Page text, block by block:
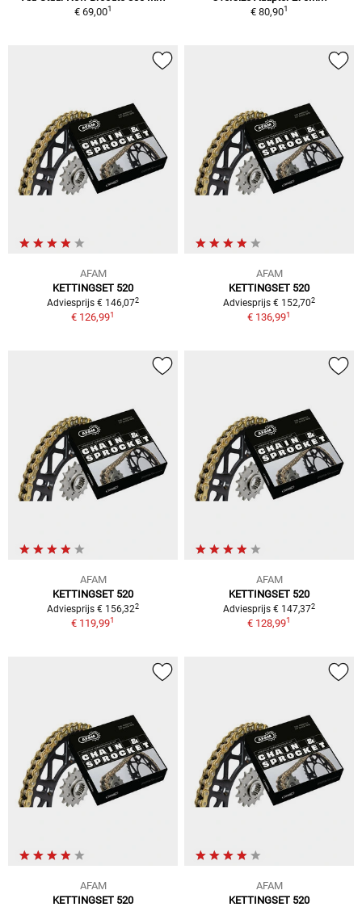
€ 69,001
€ 80,901
AFAM
KETTINGSET 520
Adviesprijs € 146,072
€ 126,991
AFAM
KETTINGSET 520
Adviesprijs € 152,702
€ 136,991
AFAM
KETTINGSET 520
Adviesprijs € 156,322
€ 119,991
AFAM
KETTINGSET 520
Adviesprijs € 147,372
€ 128,991
AFAM
KETTINGSET 520
AFAM
KETTINGSET 520